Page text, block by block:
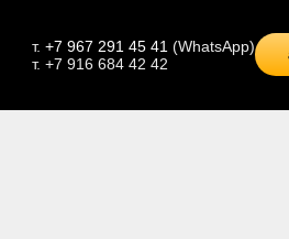
т. +7 967 291 45 41 (WhatsApp)
т. +7 916 684 42 42